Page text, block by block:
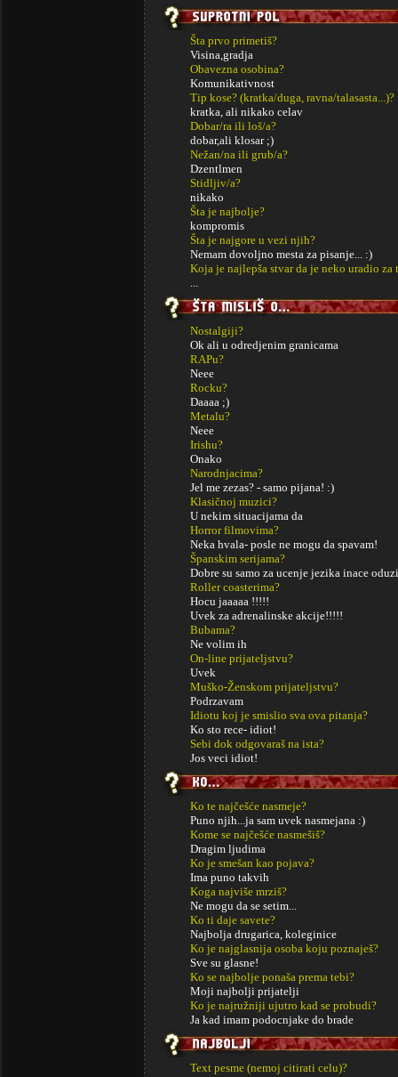
Šta prvo primetiš?
Visina,gradja
Obavezna osobina?
Komunikativnost
Tip kose? (kratka/duga, ravna/talasasta...)?
kratka, ali nikako celav
Dobar/ra ili loš/a?
dobar,ali klosar ;)
Nežan/na ili grub/a?
Dzentlmen
Stidljiv/a?
nikako
Šta je najbolje?
kompromis
Šta je najgore u vezi njih?
Nemam dovoljno mesta za pisanje... :)
Koja je najlepša stvar da je neko uradio za
...
Nostalgiji?
Ok ali u odredjenim granicama
RAPu?
Neee
Rocku?
Daaaa ;)
Metalu?
Neee
Irishu?
Onako
Narodnjacima?
Jel me zezas? - samo pijana! :)
Klasičnoj muzici?
U nekim situacijama da
Horror filmovima?
Neka hvala- posle ne mogu da spavam!
Španskim serijama?
Dobre su samo za ucenje jezika inace
Roller coasterima?
Hocu jaaaaa !!!!!
Uvek za adrenalinske akcije!!!!!
Bubama?
Ne volim ih
On-line prijateljstvu?
Uvek
Muško-Ženskom prijateljstvu?
Podrzavam
Idiotu koj je smislio sva ova pitanja?
Ko sto rece- idiot!
Sebi dok odgovaraš na ista?
Jos veci idiot!
Ko te najčešće nasmeje?
Puno njih...ja sam uvek nasmejana :)
Kome se najčešće nasmešiš?
Dragim ljudima
Ko je smešan kao pojava?
Ima puno takvih
Koga najviše mrziš?
Ne mogu da se setim...
Ko ti daje savete?
Najbolja drugarica, koleginice
Ko je najglasnija osoba koju poznaješ?
Sve su glasne!
Ko se najbolje ponaša prema tebi?
Moji najbolji prijatelji
Ko je najružniji ujutro kad se probudi?
Ja kad imam podocnjake do brade
Text pesme (nemoj citirati celu)?